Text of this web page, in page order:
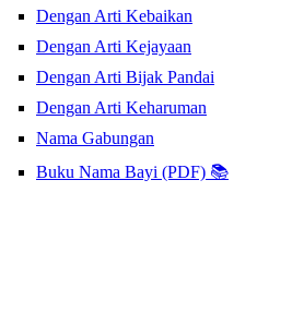
Dengan Arti Kebaikan
Dengan Arti Kejayaan
Dengan Arti Bijak Pandai
Dengan Arti Keharuman
Nama Gabungan
Buku Nama Bayi (PDF) 📚